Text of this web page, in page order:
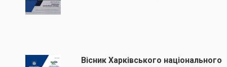
Вісник Харківського національного